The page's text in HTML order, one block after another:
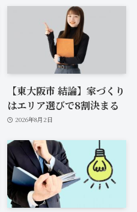
【東大阪市 結論】家づくり
はエリア選びで8割決まる
2026年8月2日